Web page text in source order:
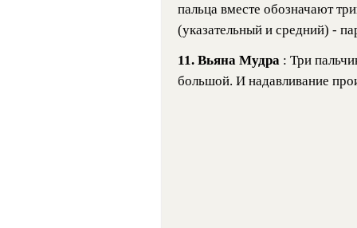
пальца вместе обозначают
(указательный и средний) -
11. Вьяна Мудра : Три
большой. И надавливание